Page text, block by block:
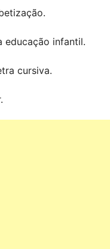
educação infantil.
cursiva.